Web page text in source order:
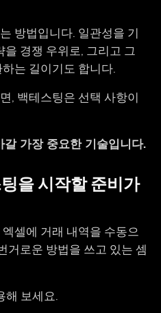
방법입니다. 일관성을 기
경쟁 우위로, 그리고 그
는 길이기도 합니다.
, 백테스팅은 선택 사항이
가장 중요한 기술입니다.
을 시작할 준비가
셀에 거래 내역을 수동으
거로운 방법을 쓰고 있는 셈
해 보세요.